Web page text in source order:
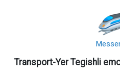
Transport-Yer Tegishli